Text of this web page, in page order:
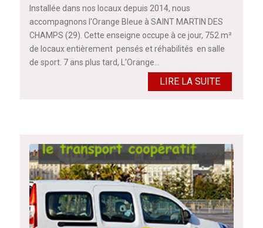
Installée dans nos locaux depuis 2014, nous
accompagnons l'Orange Bleue à SAINT MARTIN DES
CHAMPS (29). Cette enseigne occupe à ce jour, 752 m²
de locaux entièrement pensés et réhabilités en salle
de sport. 7 ans plus tard, L'Orange…
LIRE LA SUITE